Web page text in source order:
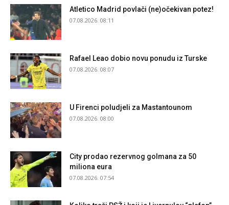
Atletico Madrid povlači (ne)očekivan potez!
07.08.2026. 08:11
Rafael Leao dobio novu ponudu iz Turske
07.08.2026. 08:07
U Firenci poludjeli za Mastantounom
07.08.2026. 08:00
City prodao rezervnog golmana za 50
miliona eura
07.08.2026. 07:54